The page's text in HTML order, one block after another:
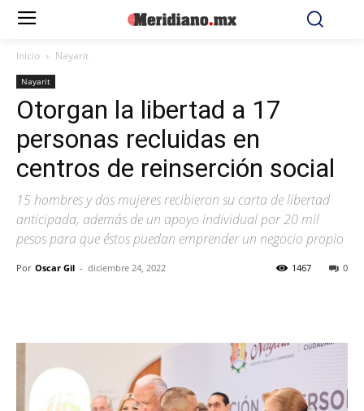
Inicio Nayarit
Nayarit
Otorgan la libertad a 17
personas recluidas en
centros de reinserción social
15 hombres y dos mujeres recibieron su carta de libertad
anticipada, además de un apoyo individual por 20 mil
pesos para que éstos puedan emprender un negocio propio
Por Oscar Gil - diciembre 24, 2022 0
1467